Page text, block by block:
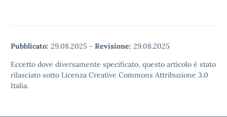
Pubblicato: 29.08.2025 - Revisione: 29.08.2025
Eccetto dove diversamente specificato, questo articolo è stato
rilasciato sotto Licenza Creative Commons Attribuzione 3.0
Italia.